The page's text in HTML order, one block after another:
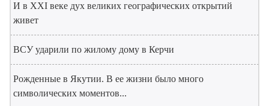
И в XXI веке дух великих географических открытий
живет
ВСУ ударили по жилому дому в Керчи
Рожденные в Якутии. В ее жизни было много
символических моментов...